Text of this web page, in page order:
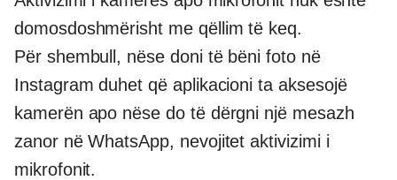
domosdoshmërisht me qëllim të keq.
Për shembull, nëse doni të bëni foto në
Instagram duhet që aplikacioni ta aksesojë
kamerën apo nëse do të dërgni një mesazh
zanor në WhatsApp, nevojitet aktivizimi i
mikrofonit.